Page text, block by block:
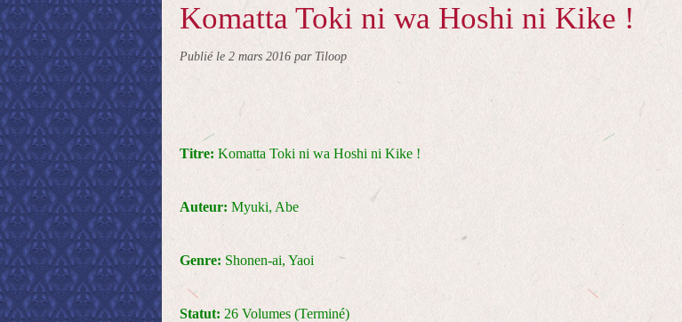
Komatta Toki ni wa Hoshi ni Kike !
Publié le 2 mars 2016 par Tiloop
Titre: Komatta Toki ni wa Hoshi ni Kike !
Auteur: Myuki, Abe
Genre: Shonen-ai, Yaoi
Statut: 26 Volumes (Terminé)